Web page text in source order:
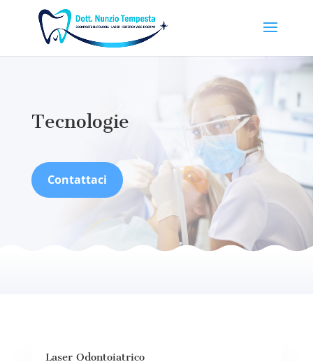
Tecnologie
Contattaci
Laser Odontoiatrico